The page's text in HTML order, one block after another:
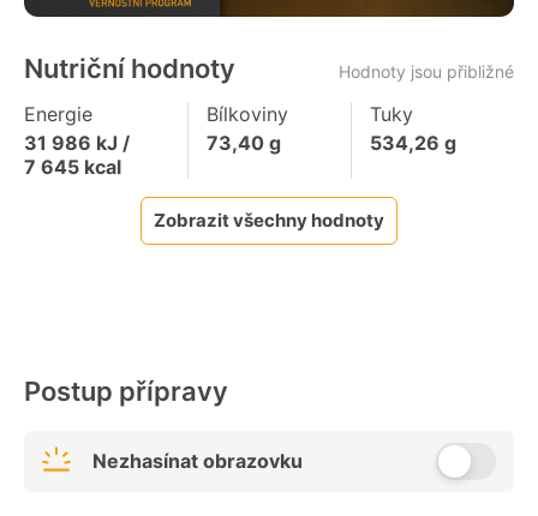
Nutriční hodnoty Hodnoty jsou přibližné
Energie
31 986 kJ /
7 645 kcal
Bílkoviny
73,40g
Tuky
534,26 g
Zobrazit všechny hodnoty
Postup přípravy
Nezhasínat obrazovku